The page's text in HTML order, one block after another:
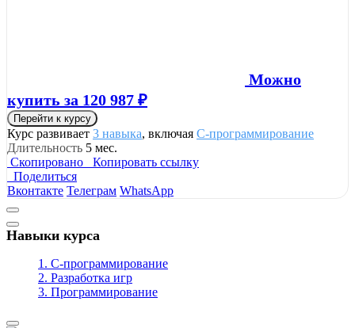
Можно
купить за 120 987 ₽
Перейти к курсу
Курс развивает 3 навыка, включая C-программирование
Длительность 5 мес.
Скопировано
Копировать ссылку
Поделиться
Вконтакте Телеграм WhatsApp
Навыки курса
1. C-программирование
2. Разработка игр
3. Программирование